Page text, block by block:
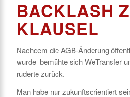
BACKLASH
KLAUSEL
Nachdem die AGB-Änderung
wurde, bemühte sich WeTransfer
ruderte zurück.
Man habe nur zukunftsorientiert